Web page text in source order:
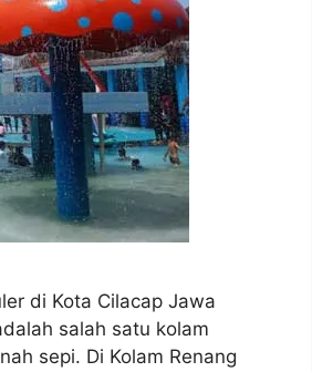
di Kota Cilacap Jawa
salah satu kolam
sepi. Di Kolam Renang